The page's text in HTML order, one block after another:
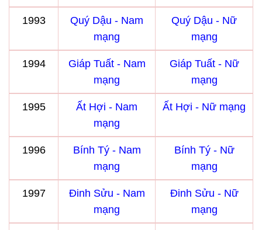
1993
Quý Dậu - Nam
mạng
Quý Dậu - Nữ
mạng
1994
Giáp Tuất - Nam
mạng
Giáp Tuất - Nữ
mạng
1995
Ất Hợi - Nam
mạng
Ất Hợi - Nữ mạng
1996
Bính Tý - Nam
mạng
Bính Tý - Nữ
mạng
1997
Đinh Sửu - Nam
mạng
Đinh Sửu - Nữ
mạng